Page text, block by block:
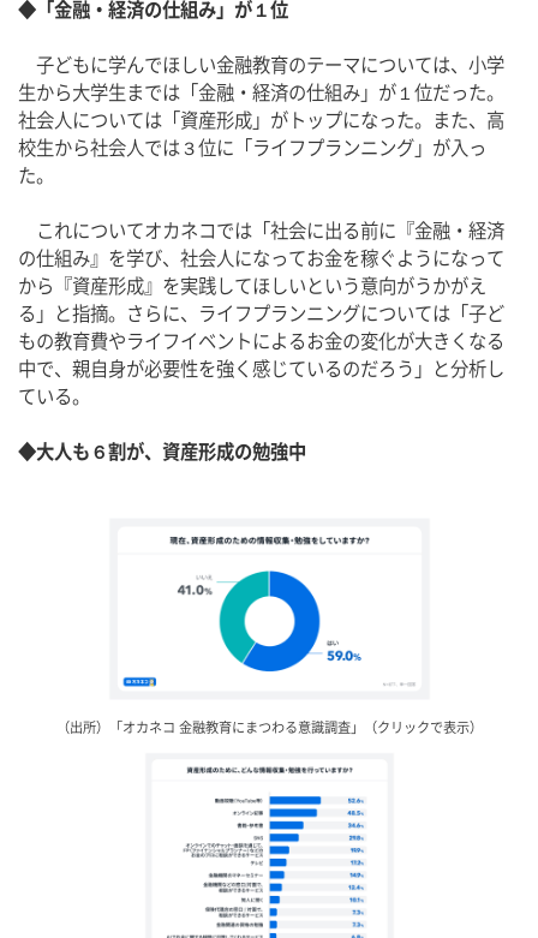
◆「金融・経済の仕組み」が１位
子どもに学んでほしい金融教育のテーマについては、小学
生から大学生までは「金融・経済の仕組み」が１位だった。
社会人については「資産形成」がトップになった。また、高
校生から社会人では３位に「ライフプランニング」が入っ
た。
これについてオカネコでは「社会に出る前に『金融・経済
の仕組み』を学び、社会人になってお金を稼ぐようになって
から『資産形成』を実践してほしいという意向がうかがえ
る」と指摘。さらに、ライフプランニングについては「子ど
もの教育費やライフイベントによるお金の変化が大きくなる
中で、親自身が必要性を強く感じているのだろう」と分析し
ている。
◆大人も６割が、資産形成の勉強中
（出所）「オカネコ 金融教育にまつわる意識調査」（クリックで表示）